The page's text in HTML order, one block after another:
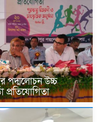
উচ্চ
প্রতিযোগিতা